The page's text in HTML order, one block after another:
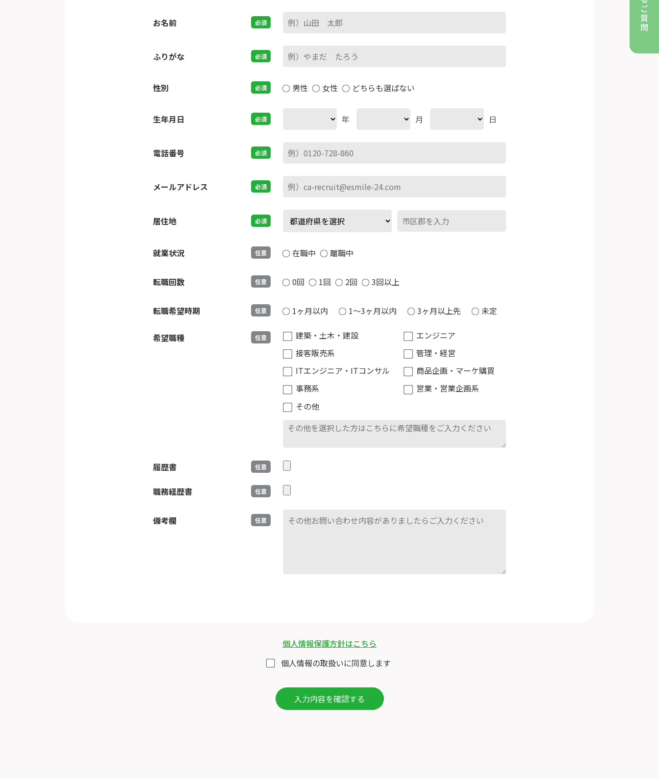
お名前 必須
ふりがな 必須
性別 必須 男性 女性 どちらも選ばない
生年月日 必須 年 月 日
電話番号 必須
メールアドレス 必須
居住地 必須
就業状況 任意 在職中 離職中
転職回数 任意 0回 1回 2回 3回以上
転職希望時期 任意 1ヶ月以内 1～3ヶ月以内 3ヶ月以上先 未定
希望職種 任意 建築・土木・建設
エンジニア
接客販売系
管理・経営
ITエンジニア・ITコンサル
商品企画・マーケ購買
事務系
営業・営業企画系
その他
履歴書 任意
職務経歴書 任意
備考欄 任意
個人情報保護方針はこちら
個人情報の取扱いに同意します
入力内容を確認する